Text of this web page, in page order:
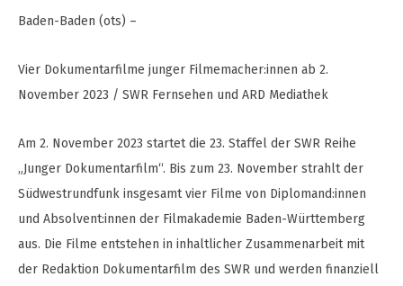
Baden-Baden (ots) –
Vier Dokumentarfilme junger Filmemacher:innen ab 2.
November 2023 / SWR Fernsehen und ARD Mediathek
Am 2. November 2023 startet die 23. Staffel der SWR Reihe
„Junger Dokumentarfilm“. Bis zum 23. November strahlt der
Südwestrundfunk insgesamt vier Filme von Diplomand:innen
und Absolvent:innen der Filmakademie Baden-Württemberg
aus. Die Filme entstehen in inhaltlicher Zusammenarbeit mit
der Redaktion Dokumentarfilm des SWR und werden finanziell